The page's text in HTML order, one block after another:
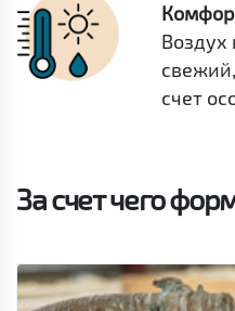
Воздух
счет
За счет чего